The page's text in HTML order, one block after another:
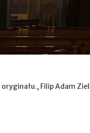
oryginału., Filip Adam